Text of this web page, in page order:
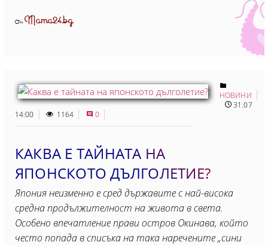
ОтMama24.bg
НОВИНИ
31.07
14:00
1164 0
КАКВА Е ТАЙНАТА НА
ЯПОНСКОТО ДЪЛГОЛЕТИЕ?
Япония неизменно е сред държавите с най-висока
средна продължителност на живота в света.
Особено впечатление прави остров Окинава, който
често попада в списъка на така наречените „сини